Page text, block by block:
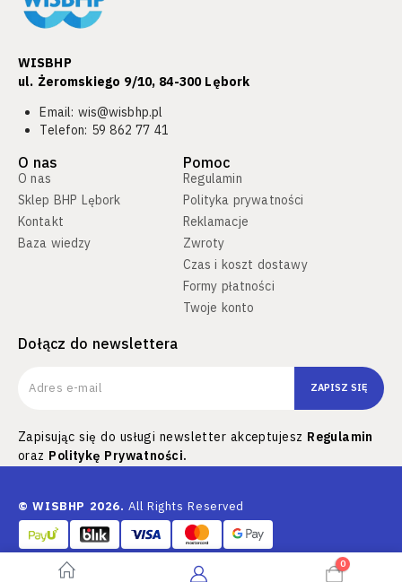
0
WISBHP
ul. Żeromskiego 9/10, 84-300 Lębork​
Email: wis@wisbhp.pl
Telefon: 59 862 77 41
O nas
O nas
Sklep BHP Lębork
Kontakt
Baza wiedzy
Pomoc
Regulamin
Polityka prywatności
Reklamacje
Zwroty
Czas i koszt dostawy
Formy płatności
Twoje konto
Dołącz do newslettera
ZAPISZ SIĘ
Zapisując się do usługi newsletter akceptujesz Regulamin
oraz Politykę Prywatności.
© WISBHP 2026. All Rights Reserved